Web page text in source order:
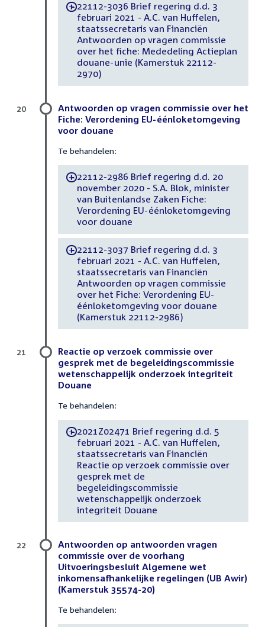
-22112-3036 Brief regering d.d. 3
februari 2021 - A.C. van Huffelen,
staatssecretaris van Financiën
Antwoorden op vragen commissie
over het fiche: Mededeling Actieplan
douane-unie (Kamerstuk 22112-
2970)
Antwoorden op vragen commissie over het
Fiche: Verordening EU-éénloketomgeving
voor douane
Te behandelen:
-22112-2986 Brief regering d.d. 20
november 2020 - S.A. Blok, minister
van Buitenlandse Zaken Fiche:
Verordening EU-éénloketomgeving
voor douane
-22112-3037 Brief regering d.d. 3
februari 2021 - A.C. van Huffelen,
staatssecretaris van Financiën
Antwoorden op vragen commissie
over het Fiche: Verordening EU-
éénloketomgeving voor douane
(Kamerstuk 22112-2986)
20
Reactie op verzoek commissie over
gesprek met de begeleidingscommissie
wetenschappelijk onderzoek integriteit
Douane
Te behandelen:
-2021Z02471 Brief regering d.d. 5
februari 2021 - A.C. van Huffelen,
staatssecretaris van Financiën
Reactie op verzoek commissie over
gesprek met de
begeleidingscommissie
wetenschappelijk onderzoek
integriteit Douane
21
Antwoorden op antwoorden vragen
commissie over de voorhang
Uitvoeringsbesluit Algemene wet
inkomensafhankelijke regelingen (UB Awir)
(Kamerstuk 35574-20)
Te behandelen:
22